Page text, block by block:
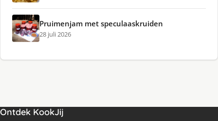
Pruimenjam met speculaaskruiden
28 juli 2026
Ontdek KookJij